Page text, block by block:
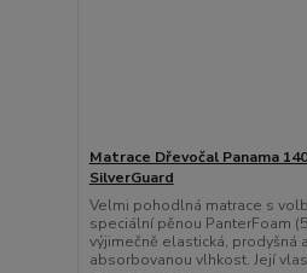
Matrace Dřevočal Panama
SilverGuard
Velmi pohodlná matrace s
speciální pěnou PanterFoam
výjimečně elastická, prodyšná
absorbovanou vlhkost. Její